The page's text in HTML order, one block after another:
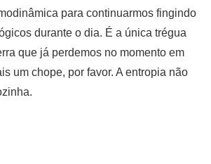
para continuarmos fingindo
durante o dia. É a única trégua
que já perdemos no momento em
um chope, por favor. A entropia não